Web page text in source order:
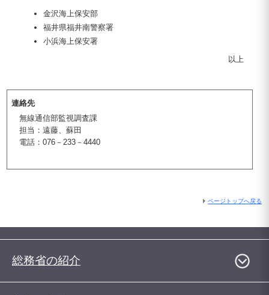
金沢海上保安部
福井県福井南警察署
小浜海上保安署
以上
連絡先
無線通信部監視調査課
担当：遠藤、蘇田
電話：076－233－4440
ページトップへ戻る
総務省の紹介